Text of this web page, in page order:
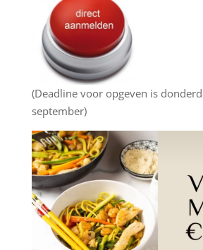
(Deadline voor opgeven is
september)